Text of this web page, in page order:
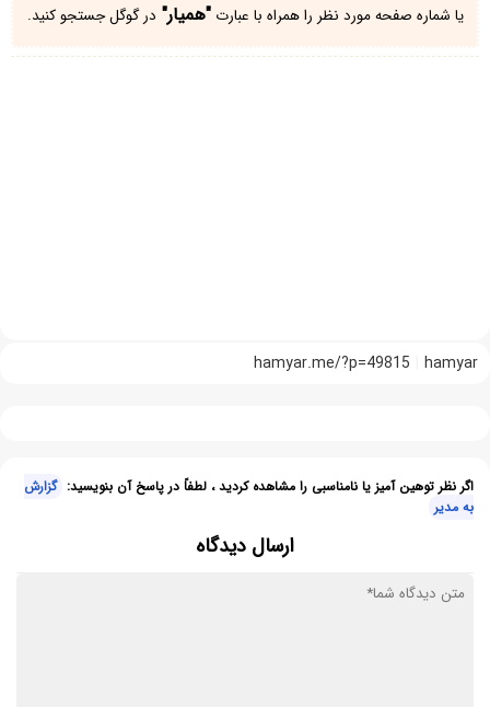
یا شماره صفحه مورد نظر را همراه با عبارت"همیار" در گوگل جستجو کنید.
hamyar
hamyar.me/?p=49815
اگر نظر توهین آمیز یا نامناسبی را مشاهده کردید ، لطفاً در پاسخ آن بنویسید: گزارش
به مدیر
ارسال دیدگاه